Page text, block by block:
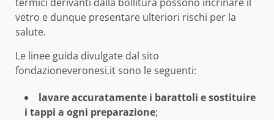
vetro e dunque presentare ulteriori rischi per la
salute.
Le linee guida divulgate dal sito
fondazioneveronesi.it sono le seguenti:
lavare accuratamente i barattoli e sostituire
i tappi a ogni preparazione;